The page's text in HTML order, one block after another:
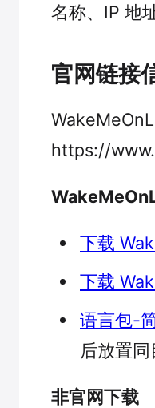
名称、IP 地
官网链接
https://
下载
下载
语言包-
后放置同
非官网下载